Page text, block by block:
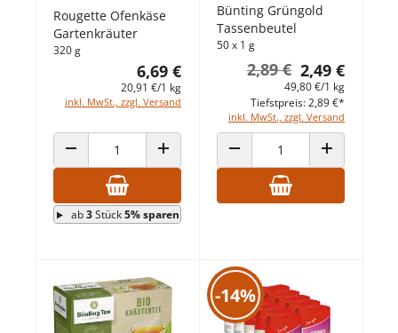
Rougette Ofenkäse
Gartenkräuter
320 g
6,69 €
20,91 €/1 kg
inkl. MwSt., zzgl. Versand
ANZAHL VERRINGERNANZAHL ERHÖHEN
ab3Stück5% sparen
Bünting Grüngold
Tassenbeutel
50 x 1 g
2,49 €
2,89 €
49,80 €/1 kg
inkl. MwSt., zzgl. Versand
Tiefstpreis: 2,89 €*
ANZAHL VERRINGERNANZAHL
-14%